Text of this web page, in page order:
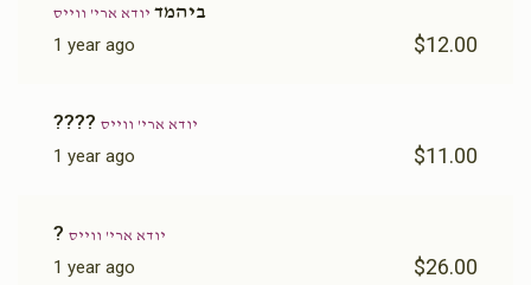
ביהמד יודא ארי' ווייס
1 year ago $12.00
???? יודא ארי' ווייס
1 year ago $11.00
? יודא ארי' ווייס
1 year ago $26.00